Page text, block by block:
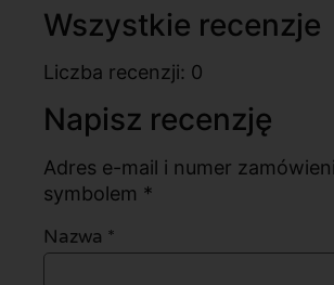
Wszystkie recenzje
Liczba recenzji: 0
Napisz recenzję
Adres e-mail i numer
symbolem *
Nazwa *